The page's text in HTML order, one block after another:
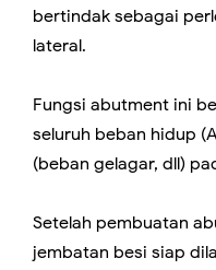
bertindak sebagai
lateral.
Fungsi abutment ini
seluruh beban hidup
(beban gelagar, dll)
Setelah pembuatan
jembatan besi siap